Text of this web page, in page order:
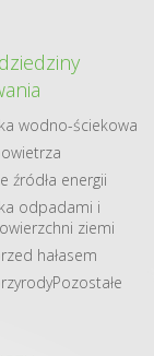
wodno​-ściekowa
źródła​ energii
odpadami i
ziemi
hałasem
Pozostałe